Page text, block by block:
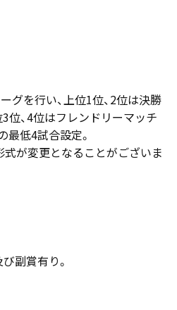
グを行い、上位1位、2位は決勝
位、4位はフレンドリーマッチ
最低4試合設定。
が変更となることがございま
副賞有り。